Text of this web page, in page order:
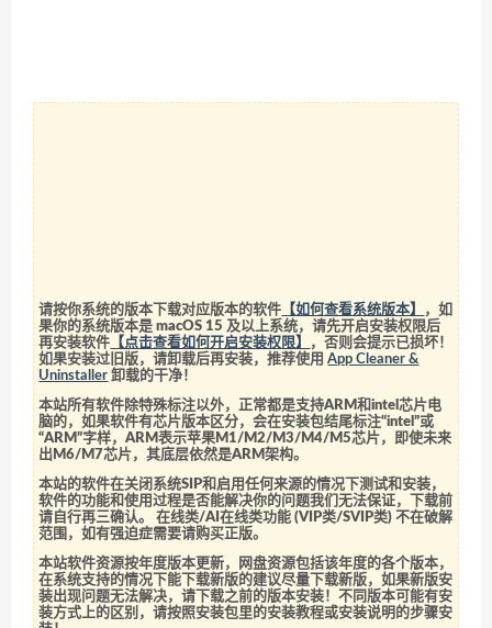
请按你系统的版本下载对应版本的软件 【如何查看系统版本】
，如
果你的系统版本是 macOS 15 及以上系统，请先开启安装权限后
再安装软件 【点击查看如何开启安装权限】
，否则会提示已损坏！
如果安装过旧版，请卸载后再安装，推荐使用App Cleaner &
Uninstaller 卸载的干净！
本站所有软件除特殊标注以外，正常都是支持ARM和intel芯片电
脑的，如果软件有芯片版本区分，会在安装包结尾标注“intel”或
“ARM”字样，ARM表示苹果M1/M2/M3/M4/M5芯片，即使未来
出M6/M7芯片，其底层依然是ARM架构。
本站的软件在关闭系统SIP和启用任何来源的情况下测试和安装，
软件的功能和使用过程是否能解决你的问题我们无法保证，下载前
请自行再三确认。 在线类/AI在线类功能 (VIP类/SVIP类) 不在破解
范围，如有强迫症需要请购买正版。
本站软件资源按年度版本更新，网盘资源包括该年度的各个版本，
在系统支持的情况下能下载新版的建议尽量下载新版，如果新版安
装出现问题无法解决，请下载之前的版本安装！不同版本可能有安
装方式上的区别，请按照安装包里的安装教程或安装说明的步骤安